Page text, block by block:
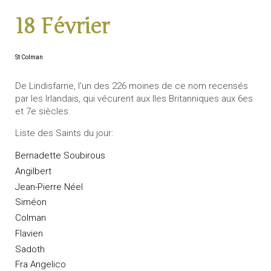
18 Février
St Colman
De Lindisfarne, l'un des 226 moines de ce nom recensés
par les Irlandais, qui vécurent aux Iles Britanniques aux 6es
et 7e siècles.
Liste des Saints du jour:
Bernadette Soubirous
Angilbert
Jean-Pierre Néel
Siméon
Colman
Flavien
Sadoth
Fra Angelico